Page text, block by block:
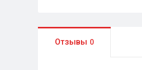
Отзывы 0